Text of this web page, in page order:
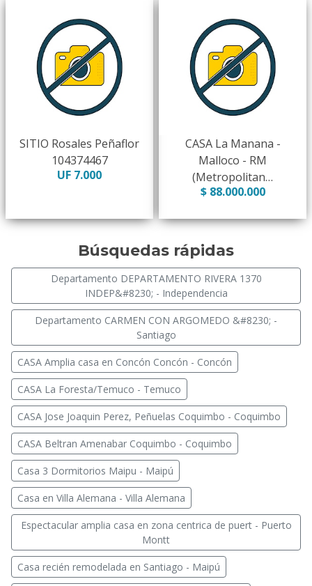
SITIO Rosales Peñaflor
104374467
UF 7.000
CASA La Manana -
Malloco - RM
(Metropolitan…
$ 88.000.000
Búsquedas rápidas
Departamento DEPARTAMENTO RIVERA 1370
INDEP&#8230; - Independencia
Departamento CARMEN CON ARGOMEDO &#8230; -
Santiago
CASA Amplia casa en Concón Concón - Concón
CASA La Foresta/Temuco - Temuco
CASA Jose Joaquin Perez, Peñuelas Coquimbo - Coquimbo
CASA Beltran Amenabar Coquimbo - Coquimbo
Casa 3 Dormitorios Maipu - Maipú
Casa en Villa Alemana - Villa Alemana
Espectacular amplia casa en zona centrica de puert - Puerto
Montt
Casa recién remodelada en Santiago - Maipú